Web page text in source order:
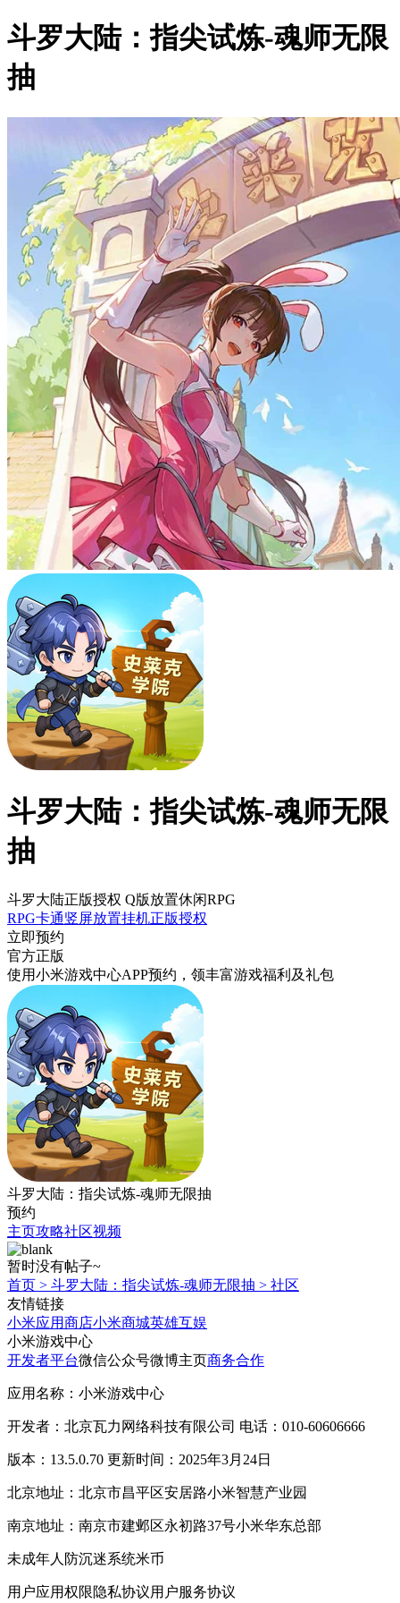
斗罗大陆：指尖试炼-魂师无限
抽
斗罗大陆：指尖试炼-魂师无限
抽
斗罗大陆正版授权 Q版放置休闲RPG
RPG卡通竖屏放置挂机正版授权
立即预约
官方正版
使用小米游戏中心APP预约 ，领丰富游戏福利 及礼包
斗罗大陆：指尖试炼-魂师无限抽
预约
主页攻略社区视频
暂时没有帖子~
首页 > 斗罗大陆：指尖试炼-魂师无限抽 > 社区
友情链接
小米应用商店小米商城英雄互娱
小米游戏中心
开发者平台微信公众号微博主页商务合作
应用名称：小米游戏中心
开发者：北京瓦力网络科技有限公司 电话：010-60606666
版本：13.5.0.70 更新时间：2025年3月24日
北京地址：北京市昌平区安居路小米智慧产业园
南京地址：南京市建邺区永初路37号小米华东总部
未成年人防沉迷系统米币
用户应用权限隐私协议用户服务协议